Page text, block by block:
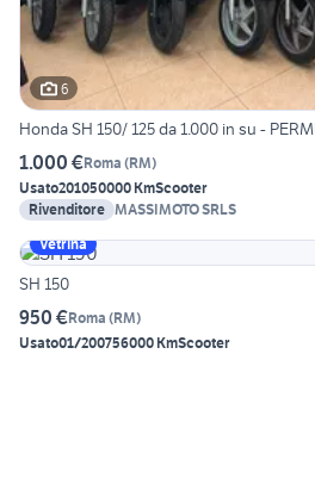
6
Honda SH 150/ 125 da 1.000 in su -
1.000 €Roma (RM)
Usato201050000 KmScooter
Rivenditore MASSIMOTO SRLS
Vetrina
SH 150
950 €Roma (RM)
Usato01/200756000 KmScooter